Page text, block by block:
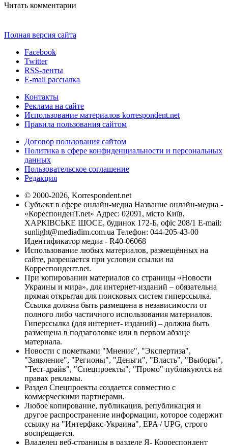
Читать комментарии
Полная версия сайта
Facebook
Twitter
RSS-ленты
E-mail рассылка
Контакты
Реклама на сайте
Использование материалов korrespondent.net
Правила пользования сайтом
Договор пользования сайтом
Политика в сфере конфиденциальности и персональных
данных
Пользовательское соглашение
Редакция
© 2000-2026, Korrespondent.net
Субъект в сфере онлайн-медиа Название онлайн-медиа -
«КореспонденТ.net» Адрес: 02091, місто Київ,
ХАРКІВСЬКЕ ШОСЕ, будинок 172-Б, офіс 208/1 E-mail:
sunlight@mediadim.com.ua Телефон: 044-205-43-00
Идентификатор медиа - R40-06068
Использование любых материалов, размещённых на
сайте, разрешается при условии ссылки на
Корреспондент.net.
При копировании материалов со страницы «Новости
Украины и мира», для интернет-изданий – обязательна
прямая открытая для поисковых систем гиперссылка.
Ссылка должна быть размещена в независимости от
полного либо частичного использования материалов.
Гиперссылка (для интернет- изданий) – должна быть
размещена в подзаголовке или в первом абзаце
материала.
Новости с пометками "Мнение", "Экспертиза",
"Заявление", "Регионы", "Деньги", "Власть", "Выборы",
"Тест-драйв", "Спецпроекты", "Промо" публикуются на
правах рекламы.
Раздел Спецпроекты создается совместно с
коммерческими партнерами.
Любое копирование, публикация, републикация и
другое распространение информации, которое содержит
ссылку на "Интерфакс-Украина", EPA / UPG, строго
воспрещается.
Владелец веб-страницы в разделе Я- Корреспондент